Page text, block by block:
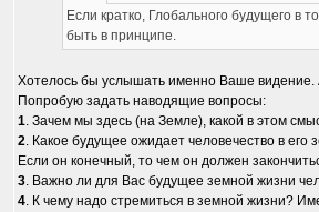
Если кратко, Глобального будущего в
быть в принципе.
Хотелось бы услышать именно Ваше видение.
Попробую задать наводящие вопросы:
1. Зачем мы здесь (на Земле), какой в этом
2. Какое будущее ожидает человечество в
Если он конечный, то чем он должен
3. Важно ли для Вас будущее земной жизни
4. К чему надо стремиться в земной жизни?